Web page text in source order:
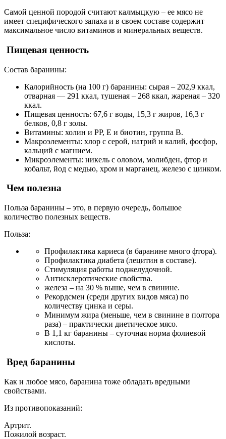
Самой ценной породой считают калмыцкую – ее мясо не
имеет специфического запаха и в своем составе содержит
максимальное число витаминов и минеральных веществ.
Пищевая ценность
Состав баранины:
Калорийность (на 100 г) баранины: сырая – 202,9 ккал,
отварная — 291 ккал, тушеная – 268 ккал, жареная – 320
ккал.
Пищевая ценность: 67,6 г воды, 15,3 г жиров, 16,3 г
белков, 0,8 г золы.
Витамины: холин и РР, Е и биотин, группа В.
Макроэлементы: хлор с серой, натрий и калий, фосфор,
кальций с магнием.
Микроэлементы: никель с оловом, молибден, фтор и
кобальт, йод с медью, хром и марганец, железо с цинком.
Чем полезна
Польза баранины – это, в первую очередь, большое
количество полезных веществ.
Польза:
Профилактика кариеса (в баранине много фтора).
Профилактика диабета (лецитин в составе).
Стимуляция работы поджелудочной.
Антисклеротические свойства.
железа – на 30 % выше, чем в свинине.
Рекордсмен (среди других видов мяса) по
количеству цинка и серы.
Минимум жира (меньше, чем в свинине в полтора
раза) – практически диетическое мясо.
В 1,1 кг баранины – суточная норма фолиевой
кислоты.
Вред баранины
Как и любое мясо, баранина тоже обладать вредными
свойствами.
Из противопоказаний:
Артрит.
Пожилой возраст.